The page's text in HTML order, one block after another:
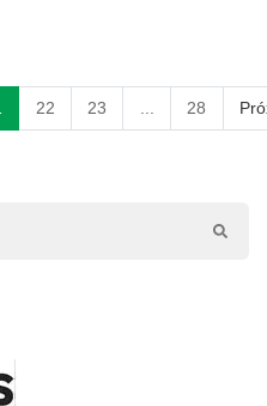
22 23 28